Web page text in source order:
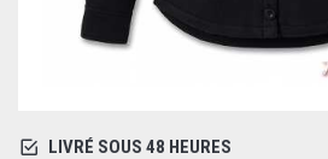
LIVRÉ SOUS 48 HEURES